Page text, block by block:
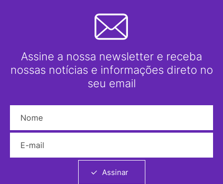
Assine a nossa newsletter e receba
nossas notícias e informações direto no
seu email
Assinar